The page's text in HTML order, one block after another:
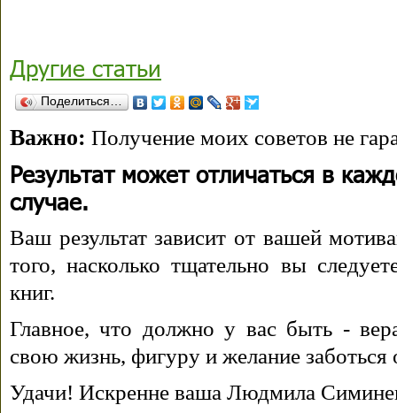
Другие статьи
Поделиться…
Важно: Получение моих советов не
Результат может отличаться в
случае.
Ваш результат зависит от вашей
того, насколько тщательно вы
книг.
Главное, что должно у вас быть -
свою жизнь, фигуру и желание заботься
Удачи! Искренне ваша Людмила